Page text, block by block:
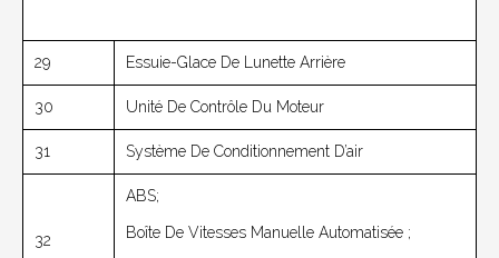
29 Essuie-Glace De Lunette Arrière
30 Unité De Contrôle Du Moteur
31 Système De Conditionnement D’air
32
ABS;
Boîte De Vitesses Manuelle Automatisée ;